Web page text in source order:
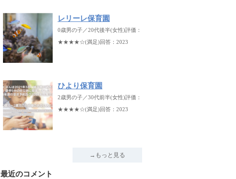
レリーレ保育園
0歳男の子／20代後半(女性)評価：
★★★★☆(満足)回答：2023
ひより保育園
2歳男の子／30代前半(女性)評価：
★★★★☆(満足)回答：2023
→もっと見る
最近のコメント